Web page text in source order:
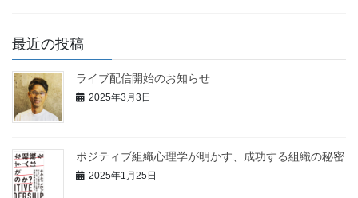
最近の投稿
ライブ配信開始のお知らせ
2025年3月3日
ポジティブ組織心理学が明かす、成功する組織の秘密
2025年1月25日